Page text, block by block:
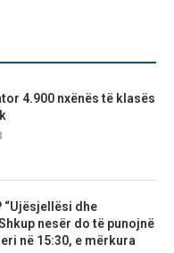
4.900 nxënës të klasës
“Ujësjellësi dhe
nesër do të punojnë
në 15:30, e mërkura